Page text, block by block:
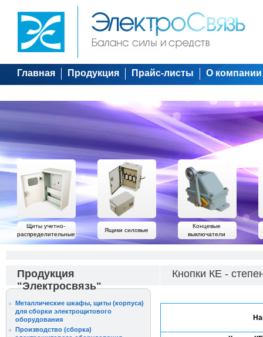
Главная Продукция Прайс-листы О компании
Щиты учетно-
распределительные
Ящики силовые
Концевые
выключатели
Продукция
"Электросвязь"
Металлические шкафы, щиты (корпуса)
для сборки электрощитового
оборудования
Производство (сборка)
Кнопки КЕ -